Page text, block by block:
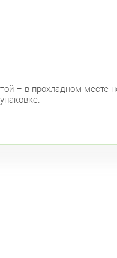
– в прохладном месте